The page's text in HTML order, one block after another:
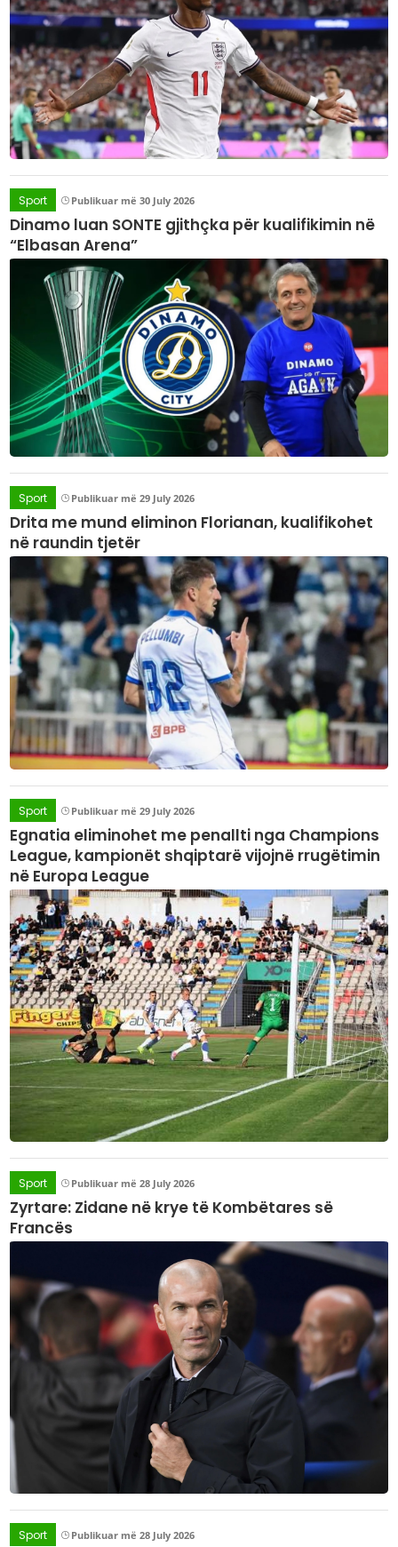
Sport Publikuar më 30 July 2026
Dinamo luan SONTE gjithçka për kualifikimin në
“Elbasan Arena”
Sport Publikuar më 29 July 2026
Drita me mund eliminon Florianan, kualifikohet
në raundin tjetër
Sport Publikuar më 29 July 2026
Egnatia eliminohet me penallti nga Champions
League, kampionët shqiptarë vijojnë rrugëtimin
në Europa League
Sport Publikuar më 28 July 2026
Zyrtare: Zidane në krye të Kombëtares së
Francës
Sport Publikuar më 28 July 2026